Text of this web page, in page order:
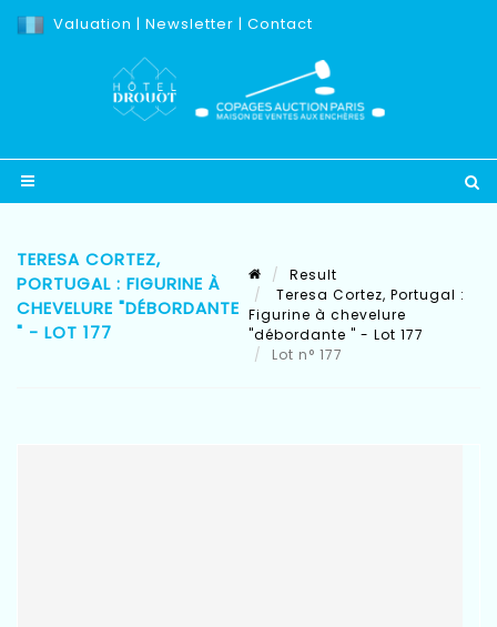
Valuation | Newsletter | Contact
TERESA CORTEZ,
PORTUGAL : FIGURINE À
CHEVELURE "DÉBORDANTE
" - LOT 177
Result
Teresa Cortez, Portugal :
Figurine à chevelure
"débordante " - Lot 177
Lot n° 177